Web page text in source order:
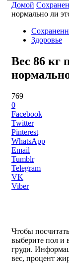
Домой
нормально ли
Здоровье
Вес 86 кг
769
0
Facebook
Twitter
Pinterest
WhatsApp
Email
Tumblr
Telegram
VK
Viber
Чтобы
выберите пол и
груди.
вес, процент